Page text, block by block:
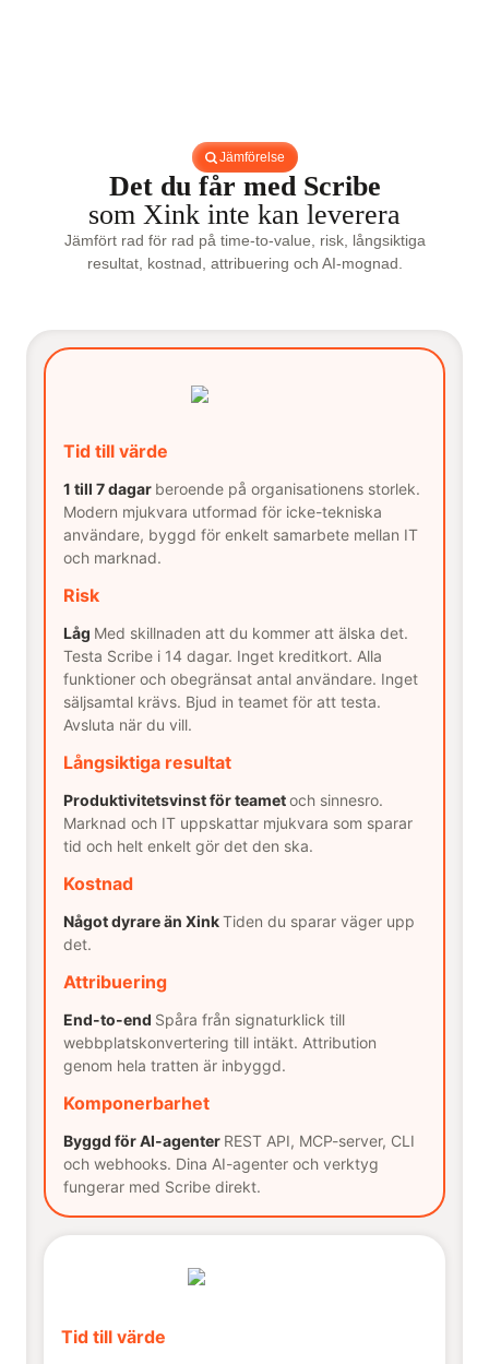
Jämförelse
Det du får med Scribe
som Xink inte kan leverera
Jämfört rad för rad på time-to-value, risk, långsiktiga
resultat, kostnad, attribuering och AI-mognad.
Tid till värde
1 till 7 dagar beroende på organisationens storlek.
Modern mjukvara utformad för icke-tekniska
användare, byggd för enkelt samarbete mellan IT
och marknad.
Risk
Låg Med skillnaden att du kommer att älska det.
Testa Scribe i 14 dagar. Inget kreditkort. Alla
funktioner och obegränsat antal användare. Inget
säljsamtal krävs. Bjud in teamet för att testa.
Avsluta när du vill.
Långsiktiga resultat
Produktivitetsvinst för teametoch sinnesro.
Marknad och IT uppskattar mjukvara som sparar
tid och helt enkelt gör det den ska.
Kostnad
Något dyrare än XinkTiden du sparar väger upp
det.
Attribuering
End-to-end Spåra från signaturklick till
webbplatskonvertering till intäkt. Attribution
genom hela tratten är inbyggd.
Komponerbarhet
Byggd för AI-agenter REST API, MCP-server, CLI
och webhooks. Dina AI-agenter och verktyg
fungerar med Scribe direkt.
Tid till värde